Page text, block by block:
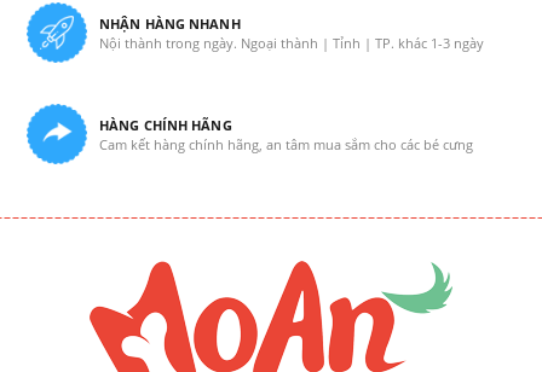
NHẬN HÀNG NHANH
Nội thành trong ngày. Ngoại thành | Tỉnh | TP. khác 1-3 ngày
HÀNG CHÍNH HÃNG
Cam kết hàng chính hãng, an tâm mua sắm cho các bé cưng